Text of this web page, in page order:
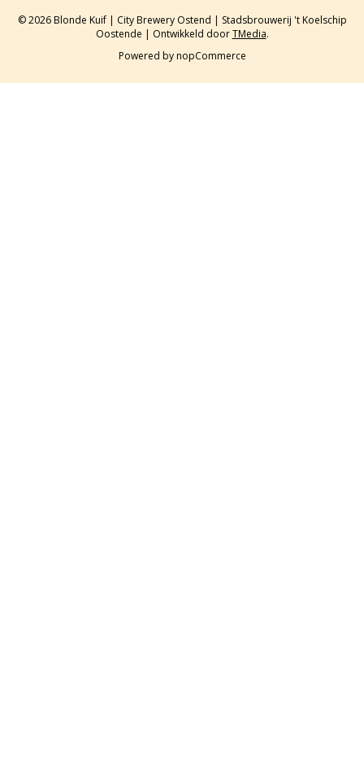
© 2026 Blonde Kuif | City Brewery Ostend | Stadsbrouwerij 't Koelschip
Oostende | Ontwikkeld doorTMedia.
Powered bynopCommerce